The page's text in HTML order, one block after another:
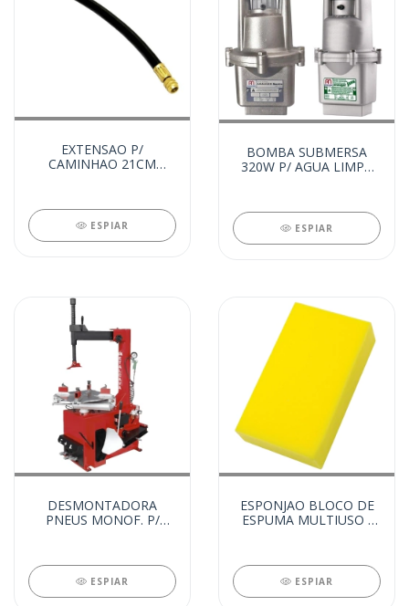
EXTENSAO P/
CAMINHAO 21CM
ESPIAR
BOMBA SUBMERSA
320W P/ AGUA LIMPA
ESPIAR
DESMONTADORA
PNEUS MONOF. P/
ESPIAR
ESPONJAO BLOCO DE
ESPUMA MULTIUSO -
ESPIAR